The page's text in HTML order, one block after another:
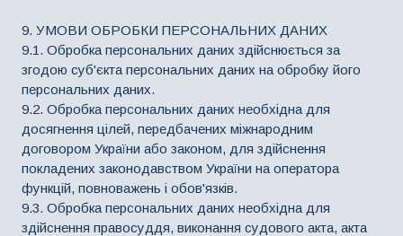
9. УМОВИ ОБРОБКИ ПЕРСОНАЛЬНИХ ДАНИХ
9.1. Обробка персональних даних здійснюється за
згодою суб'єкта персональних даних на обробку його
персональних даних.
9.2. Обробка персональних даних необхідна для
досягнення цілей, передбачених міжнародним
договором України або законом, для здійснення
покладених законодавством України на оператора
функцій, повноважень і обов'язків.
9.3. Обробка персональних даних необхідна для
здійснення правосуддя, виконання судового акта, акта